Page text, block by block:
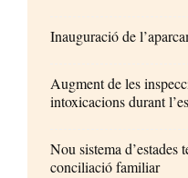
Inauguració de
Augment de les
intoxicacions durant
Nou sistema d’estades
conciliació familiar